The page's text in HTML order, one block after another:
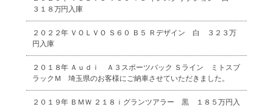
３１８万円入庫
２０２２年 ＶＯＬＶＯ Ｓ６０ Ｂ５ Ｒデザイン 白 ３２３万
円入庫
２０１８年 Ａｕｄｉ Ａ３スポーツバック Ｓライン ミトスブ
ラックＭ 埼玉県のお客様にご納車させていただきました。
２０１９年 ＢＭＷ ２１８ｉグランツアラー 黒 １８５万円入